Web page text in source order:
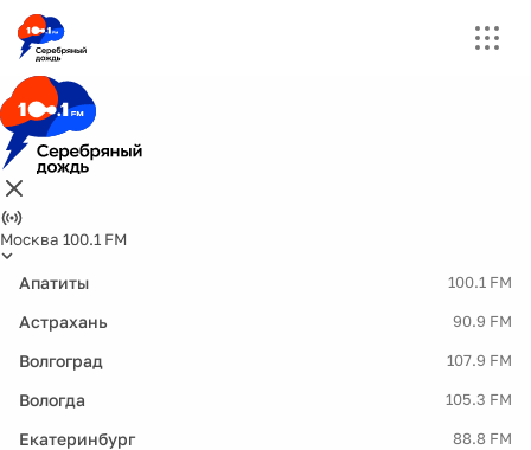
Москва 100.1 FM
Апатиты 100.1 FM
Астрахань 90.9 FM
Волгоград 107.9 FM
Вологда 105.3 FM
Екатеринбург 88.8 FM